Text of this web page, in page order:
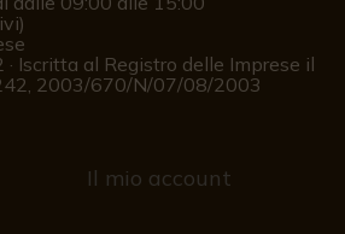
Iscritta al Registro delle Imprese il
2003/670/N/07/08/2003
Il mio account